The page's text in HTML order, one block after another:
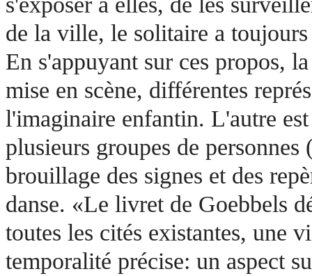
de la ville, le solitaire a
En s'appuyant sur ces propos,
mise en scène, différentes
l'imaginaire enfantin. L'autre
plusieurs groupes de
brouillage des signes et des
danse. «Le livret de Goebbels
toutes les cités existantes, une
temporalité précise: un aspect